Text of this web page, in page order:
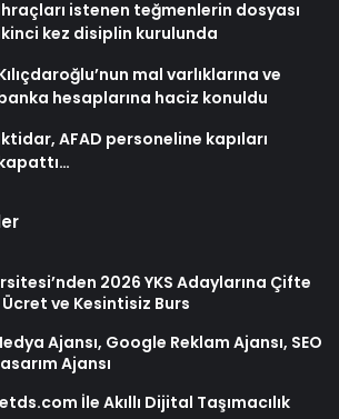
istenen teğmenlerin dosyası
kez disiplin kurulunda
mal varlıklarına ve
hesaplarına haciz konuldu
AFAD personeline kapıları
2026 YKS Adaylarına Çifte
ve Kesintisiz Burs
Ajansı, Google Reklam Ajansı, SEO
Ajansı
İle Akıllı Dijital Taşımacılık